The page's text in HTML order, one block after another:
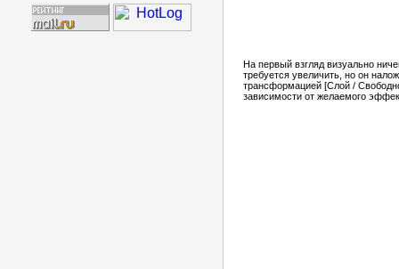
На первый взгляд визуально
требуется увеличить, но он
трансформацией [Слой /
зависимости от желаемого